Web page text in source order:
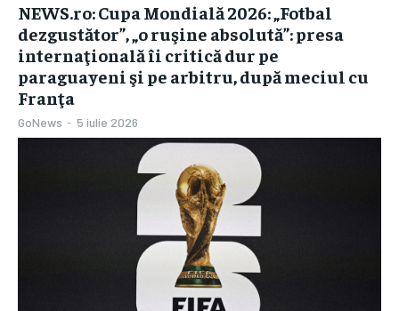
NEWS.ro: Cupa Mondială 2026: „Fotbal
dezgustător”, „o ruşine absolută”: presa
internaţională îi critică dur pe
paraguayeni şi pe arbitru, după meciul cu
Franţa
GoNews - 5 iulie 2026